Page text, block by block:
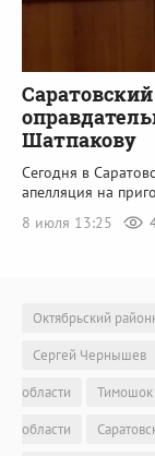
Шатпакову
Сегодня в
апелляция на
8 июля 13:25
Октябрьский
Сергей Чернышев
области
Тимошок
области